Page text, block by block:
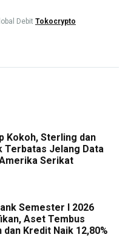
Debit Tokocrypto
Kokoh, Sterling dan
Terbatas Jelang Data
Serikat
Semester I 2026
Aset Tembus
dan Kredit Naik 12,80%